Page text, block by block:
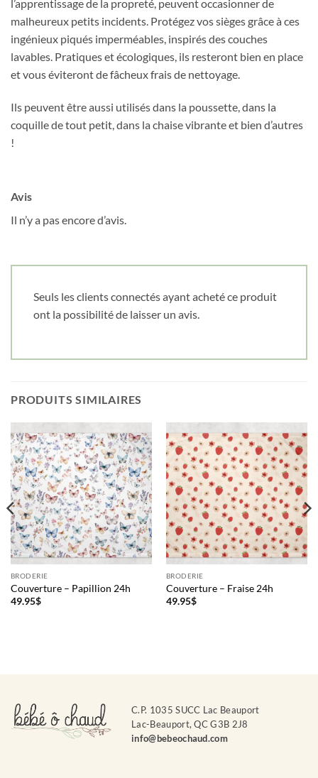
l’apprentissage de la propreté, peuvent occasionner de
malheureux petits incidents. Protégez vos sièges grâce à ces
ingénieux piqués imperméables, inspirés des couches
lavables. Pratiques et écologiques, ils resteront bien en place
et vous éviteront de fâcheux frais de nettoyage.
Ils peuvent être aussi utilisés dans la poussette, dans la
coquille de tout petit, dans la chaise vibrante et bien d’autres
!
Avis
Il n’y a pas encore d’avis.
Seuls les clients connectés ayant acheté ce produit
ont la possibilité de laisser un avis.
PRODUITS SIMILAIRES
BRODERIE
Couverture – Papillion 24h
49.95$
BRODERIE
Couverture – Fraise 24h
49.95$
C.P. 1035 SUCC Lac Beauport
Lac-Beauport, QC G3B 2J8
info@bebeochaud.com
Obtenez 10% de rabais
Obtenez un 10% de rabais sur votre
notre infolettre!
Cliquez ici pour obtenir votre 10%